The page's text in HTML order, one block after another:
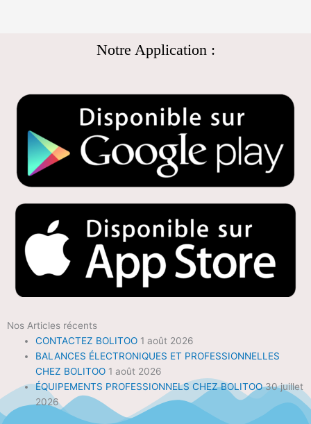
Notre Application :
Nos Articles récents
CONTACTEZ BOLITOO 1 août 2026
BALANCES ÉLECTRONIQUES ET PROFESSIONNELLES
CHEZ BOLITOO 1 août 2026
ÉQUIPEMENTS PROFESSIONNELS CHEZ BOLITOO 30 juillet
2026